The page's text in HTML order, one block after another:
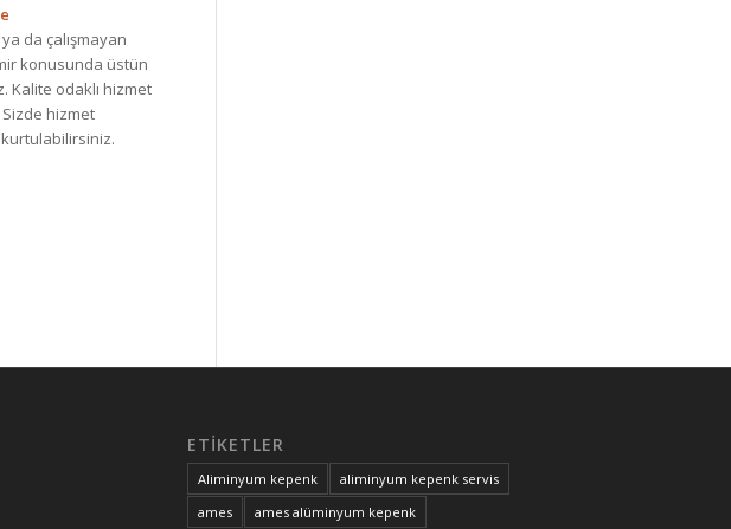
da çalışmayan
konusunda üstün
Kalite odaklı hizmet
hizmet
ETIKETLER
Aliminyum kepenk
aliminyum kepenk servis
ames
ames alüminyum kepenk